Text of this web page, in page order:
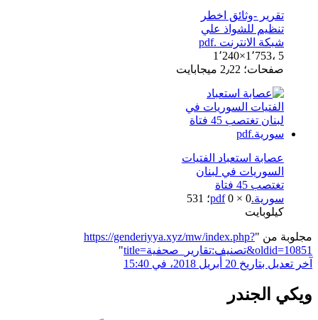
تقرير -وثائق اخطر
تنظيم للشواذ علي
شبكة الانترنت .pdf
1٬240×1٬753، 5
صفحات؛ 2٫22 ميجابايت
عصابة استعباد الفتيات
السوريات في لبنان
تغتصب 45 فتاة
سورية.pdf
0 × 0؛ 531
كيلوبايت
مجلوبة من "https://genderiyya.xyz/mw/index.php?
title=تصنيف:تقارير_صحفية&oldid=10851
"
آخر تعديل بتاريخ 20 أبريل 2018، في 15:40
ويكي الجندر